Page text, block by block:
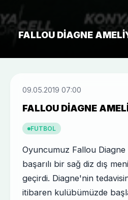
FALLOU DIAGNE
09.05.2019 07:00
FALLOU DIAGNE
FUTBOL
Oyuncumuz Fallou
başarılı bir sağ diz dış
geçirdi. Diagne'nin
itibaren kulübümüzde